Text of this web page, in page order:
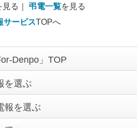
見る｜ 弔電一覧を見る
サービスTOPへ
Denpo」TOP
を選ぶ
報を選ぶ